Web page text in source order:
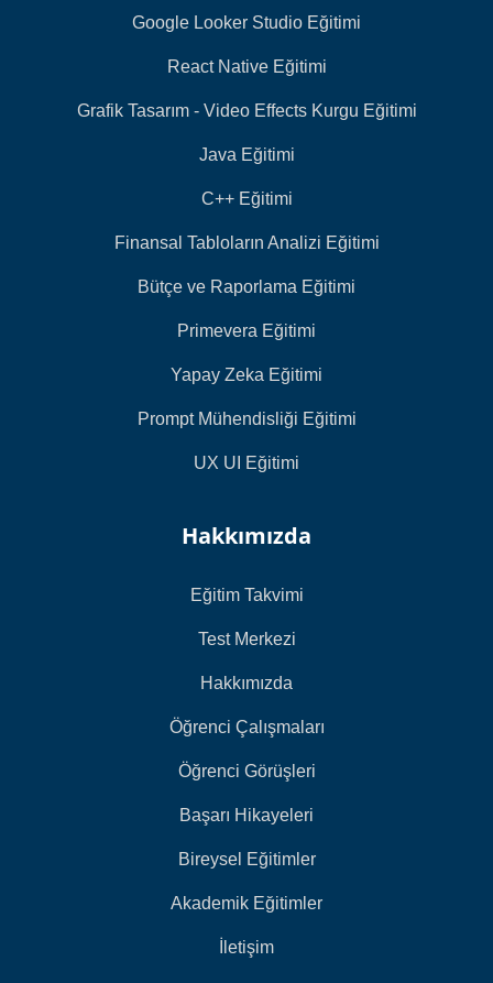
Google Looker Studio Eğitimi
React Native Eğitimi
Grafik Tasarım - Video Effects Kurgu Eğitimi
Java Eğitimi
C++ Eğitimi
Finansal Tabloların Analizi Eğitimi
Bütçe ve Raporlama Eğitimi
Primevera Eğitimi
Yapay Zeka Eğitimi
Prompt Mühendisliği Eğitimi
UX UI Eğitimi
Hakkımızda
Eğitim Takvimi
Test Merkezi
Hakkımızda
Öğrenci Çalışmaları
Öğrenci Görüşleri
Başarı Hikayeleri
Bireysel Eğitimler
Akademik Eğitimler
İletişim